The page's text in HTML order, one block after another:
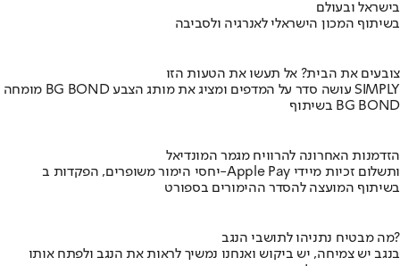
בישראל ובעולם
בשיתוף המכון הישראלי לאנרגיה ולסביבה
צובעים את הבית? אל תעשו את הטעות הזו
מומחה BG BOND עושה סדר על המדפים ומציג את מותג הצבע SIMPLY
בשיתוף BG BOND
הזדמנות האחרונה להרוויח מגמר המונדיאל
יחסי הימור משופרים, הפקדות ב-Apple Pay ותשלום זכיות מיידי
בשיתוף המועצה להסדר ההימורים בספורט
מה מבטיח נתניהו לתושבי הנגב?
בנגב יש צמיחה, יש ביקוש ואנחנו נמשיך לראות את הנגב ולפתח אותו